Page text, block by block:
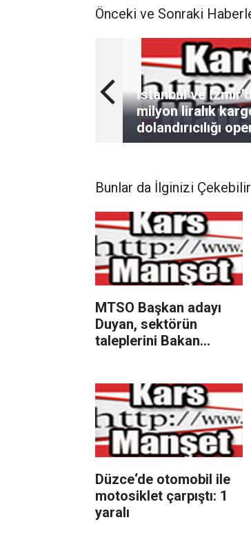
Önceki ve Sonraki
İstanbul ve
milyon liralık
dolandırıcılığı
12 gözaltı
Bunlar da İlginizi Çekebilir
MTSO Başkan adayı
Duyan, sektörün
taleplerini Bakan
Düzce‘de otomobil ile
motosiklet çarpıştı: 1
yaralı